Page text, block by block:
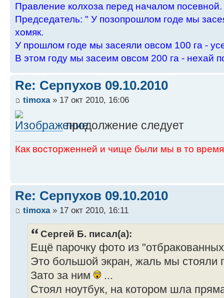
Пpавление колхоза пеpед началом посевной.
Пpедседатель: " У позопpошлом годе мы
хомяк.
У пpошлом годе мы засеяли овсом 100 га -
В этом году мы засеим овсом 200 га - нехай
Re: Серпухов 09.10.2010
timoxa» 17 окт 2010, 16:06
продолжение следует
Как восторженней и чище были мы в то
Re: Серпухов 09.10.2010
timoxa» 17 окт 2010, 16:11
Сергей Б. писал(а):
Ещё парочку фото из
Это большой экран, жаль мы стояли
Зато за ним
...
Стоял ноутбук, на котором шла